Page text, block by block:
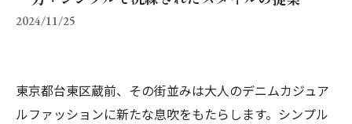
2024/11/25
東京都台東区蔵前、その街並みは大人のデニムカジュア
ルファッションに新たな息吹をもたらします。シンプル